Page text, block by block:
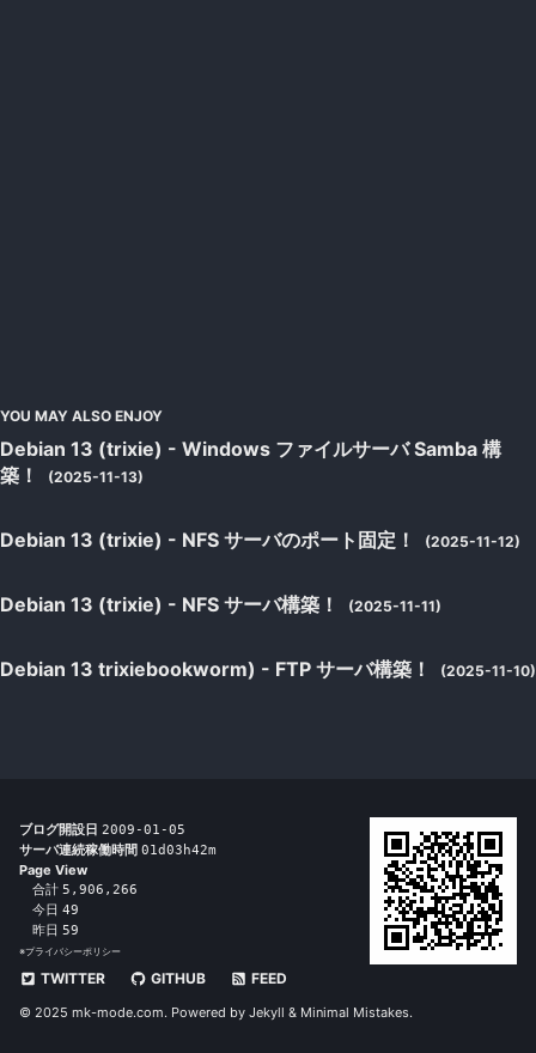
YOU MAY ALSO ENJOY
Debian 13 (trixie) - Windows ファイルサーバ Samba 構
築！
(2025-11-13)
Debian 13 (trixie) - NFS サーバのポート固定！ (2025-11-12)
Debian 13 (trixie) - NFS サーバ構築！ (2025-11-11)
Debian 13 trixiebookworm) - FTP サーバ構築！ (2025-11-10)
ブログ開設日 2009-01-05
サーバ連続稼働時間 01d03h42m
Page View
合計 5,906,266
今日 49
昨日 59
※プライバシーポリシー
TWITTER GITHUB FEED
© 2025 mk-mode.com. Powered by Jekyll & Minimal Mistakes.